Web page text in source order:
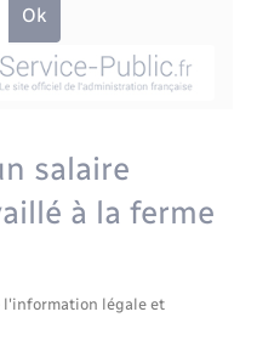
de l’espace
salaire
à la ferme
légale et